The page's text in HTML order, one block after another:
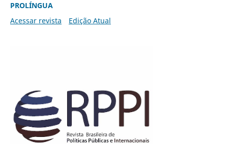
PROLÍNGUA
Acessar revista
Edição Atual